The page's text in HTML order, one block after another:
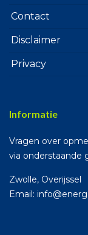
Contact
Disclaimer
Privacy
Informatie
Vragen over
via onderstaande
Zwolle, Overijssel
Email: